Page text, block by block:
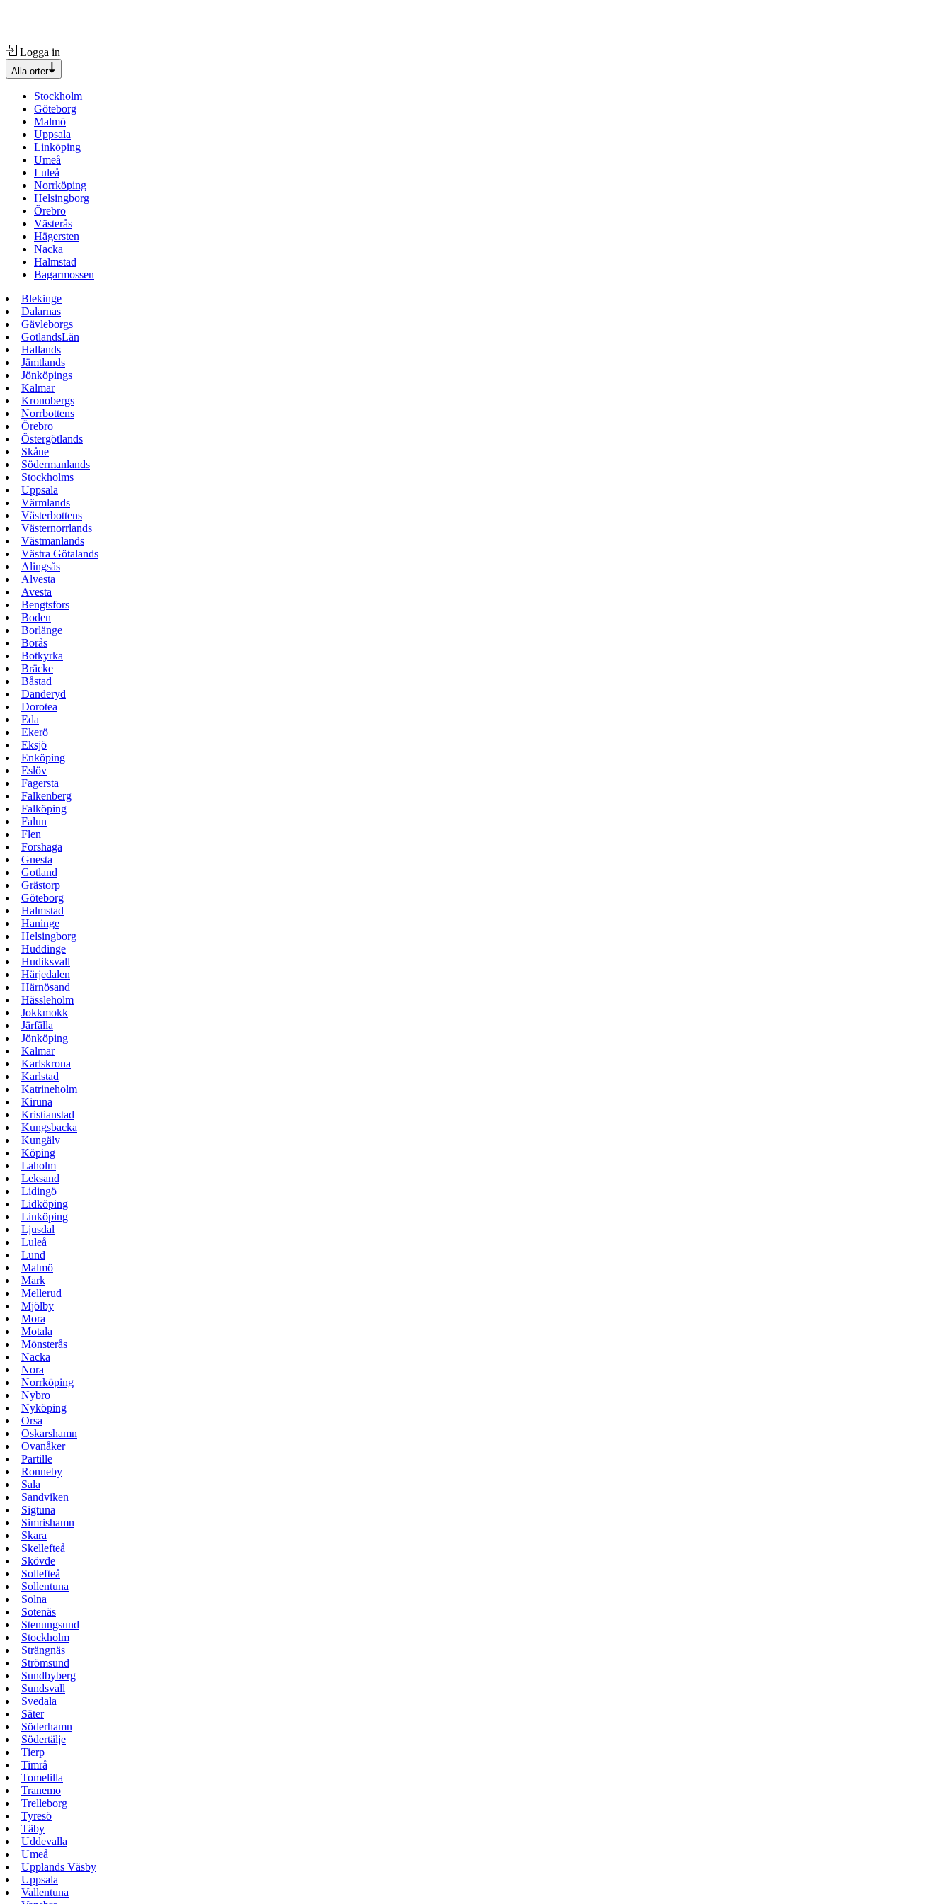
Logga in
Alla orter
Stockholm
Göteborg
Malmö
Uppsala
Linköping
Umeå
Luleå
Norrköping
Helsingborg
Örebro
Västerås
Hägersten
Nacka
Halmstad
Bagarmossen
Blekinge
Dalarnas
Gävleborgs
GotlandsLän
Hallands
Jämtlands
Jönköpings
Kalmar
Kronobergs
Norrbottens
Örebro
Östergötlands
Skåne
Södermanlands
Stockholms
Uppsala
Värmlands
Västerbottens
Västernorrlands
Västmanlands
Västra Götalands
Alingsås
Alvesta
Avesta
Bengtsfors
Boden
Borlänge
Borås
Botkyrka
Bräcke
Båstad
Danderyd
Dorotea
Eda
Ekerö
Eksjö
Enköping
Eslöv
Fagersta
Falkenberg
Falköping
Falun
Flen
Forshaga
Gnesta
Gotland
Grästorp
Göteborg
Halmstad
Haninge
Helsingborg
Huddinge
Hudiksvall
Härjedalen
Härnösand
Hässleholm
Jokkmokk
Järfälla
Jönköping
Kalmar
Karlskrona
Karlstad
Katrineholm
Kiruna
Kristianstad
Kungsbacka
Kungälv
Köping
Laholm
Leksand
Lidingö
Lidköping
Linköping
Ljusdal
Luleå
Lund
Malmö
Mark
Mellerud
Mjölby
Mora
Motala
Mönsterås
Nacka
Nora
Norrköping
Nybro
Nyköping
Orsa
Oskarshamn
Ovanåker
Partille
Ronneby
Sala
Sandviken
Sigtuna
Simrishamn
Skara
Skellefteå
Skövde
Sollefteå
Sollentuna
Solna
Sotenäs
Stenungsund
Stockholm
Strängnäs
Strömsund
Sundbyberg
Sundsvall
Svedala
Säter
Söderhamn
Södertälje
Tierp
Timrå
Tomelilla
Tranemo
Trelleborg
Tyresö
Täby
Uddevalla
Umeå
Upplands Väsby
Uppsala
Vallentuna